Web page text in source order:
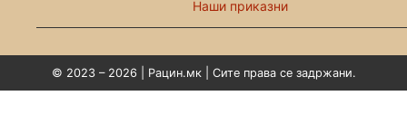
Наши приказни
© 2023 – 2026 | Рацин.мк | Сите права се задржани.